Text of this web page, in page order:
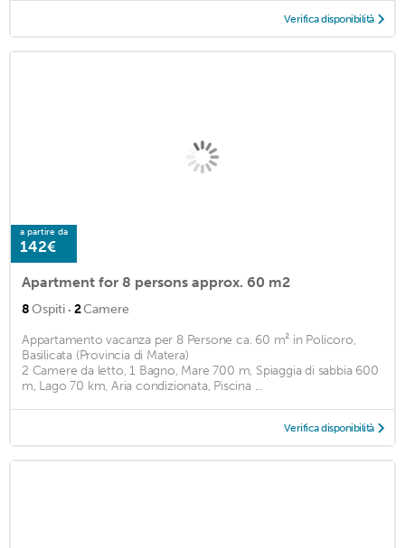
Verifica disponibilità
a partire da
142€
Apartment for 8 persons approx. 60 m2
8Ospiti · 2Camere
Appartamento vacanza per 8 Persone ca. 60 m² in Policoro,
Basilicata (Provincia di Matera)
2 Camere da letto, 1 Bagno, Mare 700 m, Spiaggia di sabbia 600
m, Lago 70 km, Aria condizionata, Piscina ...
Verifica disponibilità